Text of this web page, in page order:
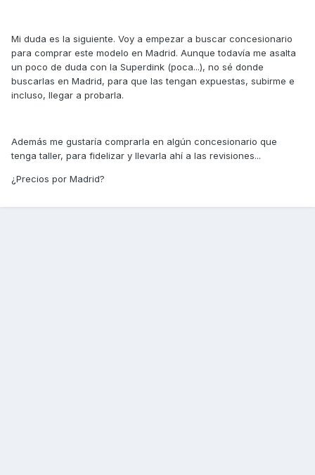
Mi duda es la siguiente. Voy a empezar a buscar concesionario
para comprar este modelo en Madrid. Aunque todavía me asalta
un poco de duda con la Superdink (poca...), no sé donde
buscarlas en Madrid, para que las tengan expuestas, subirme e
incluso, llegar a probarla.
Además me gustaría comprarla en algún concesionario que
tenga taller, para fidelizar y llevarla ahí a las revisiones...
¿Precios por Madrid?